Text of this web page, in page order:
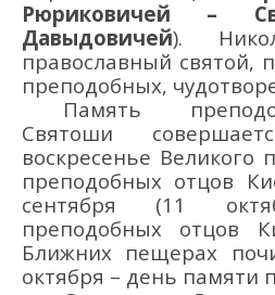
Рюриковичей –
Давыдовичей).
православный святой,
преподобных,
Память
Святоши
воскресенье Великого
преподобных отцов
сентября (11
преподобных отцов
Ближних пещерах
октября – день памяти